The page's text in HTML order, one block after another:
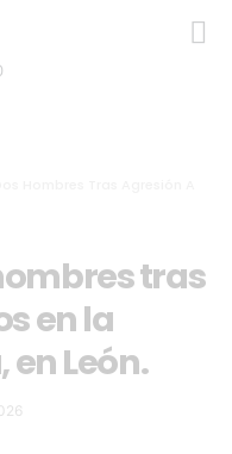
tras
en la
en León.